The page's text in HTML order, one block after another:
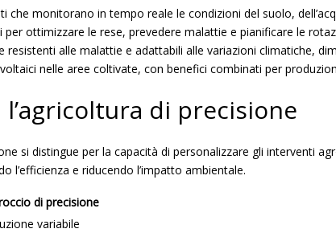
che monitorano in tempo reale le condizioni del suolo,
per ottimizzare le rese, prevedere malattie e pianificare le
resistenti alle malattie e adattabili alle variazioni climatiche,
nelle aree coltivate, con benefici combinati per
di precisione
si distingue per la capacità di personalizzare gli interventi
l’efficienza e riducendo l’impatto ambientale.
di precisione
variabile